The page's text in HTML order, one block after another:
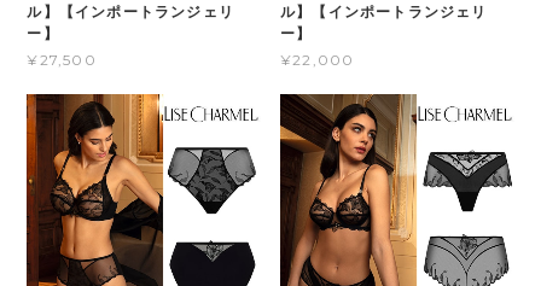
ル】【インポートランジェリ
ー】
¥27,500
ル】【インポートランジェリ
ー】
¥22,000